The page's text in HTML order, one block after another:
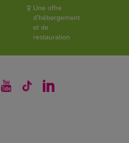
Une offre
d'hébergement
et de
restauration